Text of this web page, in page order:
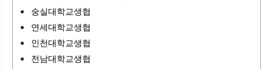
숭실대학교생협
연세대학교생협
인천대학교생협
전남대학교생협